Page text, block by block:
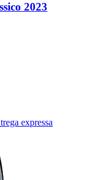
2023
expressa